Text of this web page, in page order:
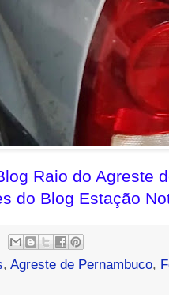
Raio do Agreste
do Blog Estação
, Agreste de Pernambuco,